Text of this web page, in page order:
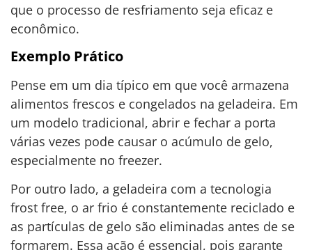
que o processo de resfriamento seja eficaz e
econômico.
Exemplo Prático
Pense em um dia típico em que você armazena
alimentos frescos e congelados na geladeira. Em
um modelo tradicional, abrir e fechar a porta
várias vezes pode causar o acúmulo de gelo,
especialmente no freezer.
Por outro lado, a geladeira com a tecnologia
frost free, o ar frio é constantemente reciclado e
as partículas de gelo são eliminadas antes de se
formarem. Essa ação é essencial, pois garante